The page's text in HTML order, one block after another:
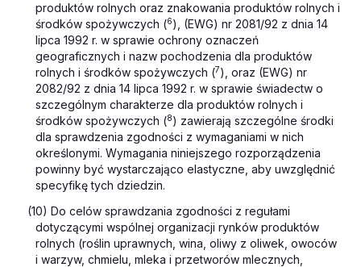
produktów rolnych oraz znakowania produktów rolnych i
środków spożywczych (6), (EWG) nr 2081/92 z dnia 14
lipca 1992 r. w sprawie ochrony oznaczeń
geograficznych i nazw pochodzenia dla produktów
rolnych i środków spożywczych (7), oraz (EWG) nr
2082/92 z dnia 14 lipca 1992 r. w sprawie świadectw o
szczególnym charakterze dla produktów rolnych i
środków spożywczych (8) zawierają szczególne środki
dla sprawdzenia zgodności z wymaganiami w nich
określonymi. Wymagania niniejszego rozporządzenia
powinny być wystarczająco elastyczne, aby uwzględnić
specyfikę tych dziedzin.
(10) Do celów sprawdzania zgodności z regułami
dotyczącymi wspólnej organizacji rynków produktów
rolnych (roślin uprawnych, wina, oliwy z oliwek, owoców
i warzyw, chmielu, mleka i przetworów mlecznych,